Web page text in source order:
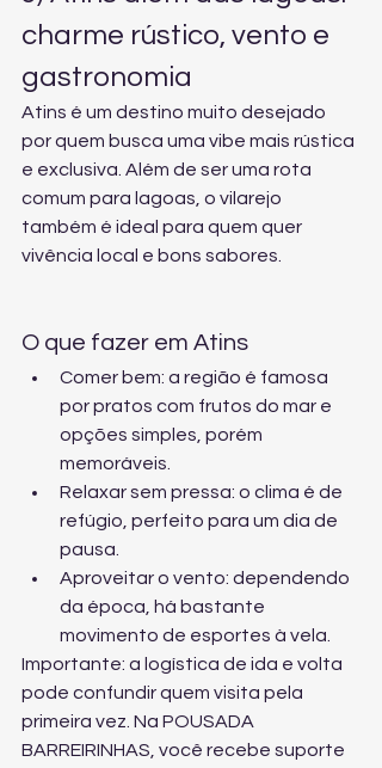
charme rústico, vento e
gastronomia
Atins é um destino muito desejado
por quem busca uma vibe mais rústica
e exclusiva. Além de ser uma rota
comum para lagoas, o vilarejo
também é ideal para quem quer
vivência local e bons sabores.
O que fazer em Atins
Comer bem: a região é famosa
por pratos com frutos do mar e
opções simples, porém
memoráveis.
Relaxar sem pressa: o clima é de
refúgio, perfeito para um dia de
pausa.
Aproveitar o vento: dependendo
da época, há bastante
movimento de esportes à vela.
Importante: a logística de ida e volta
pode confundir quem visita pela
primeira vez. Na POUSADA
BARREIRINHAS, você recebe suporte